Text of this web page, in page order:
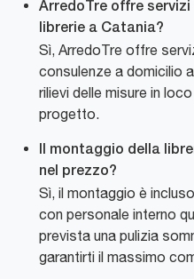
ArredoTre offre
librerie a Catania?
Sì, ArredoTre offre
consulenze a domicilio
rilievi delle misure in
progetto.
Il montaggio della
nel prezzo?
Sì, il montaggio è
con personale interno
prevista una pulizia
garantirti il massimo